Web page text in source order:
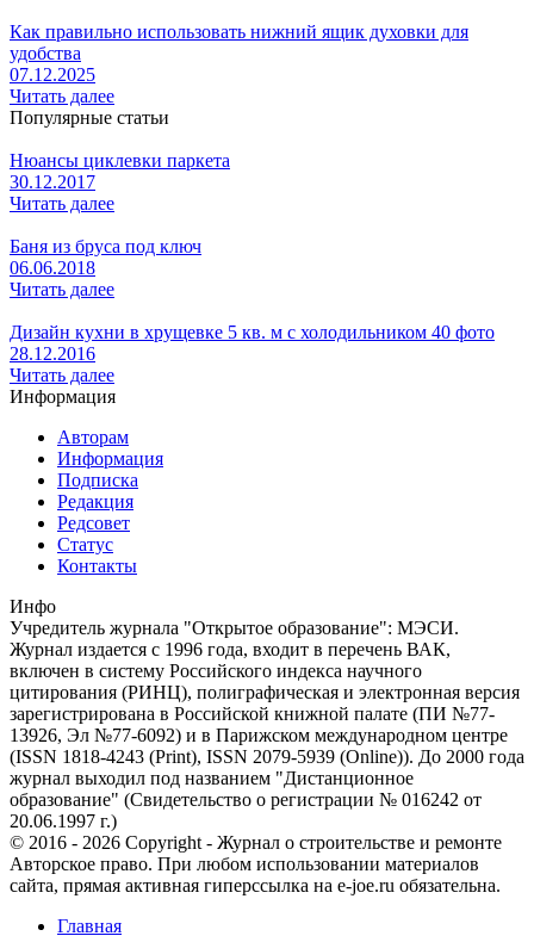
Как правильно использовать нижний ящик духовки для
удобства
07.12.2025
Читать далее
Популярные статьи
Нюансы циклевки паркета
30.12.2017
Читать далее
Баня из бруса под ключ
06.06.2018
Читать далее
Дизайн кухни в хрущевке 5 кв. м с холодильником 40 фото
28.12.2016
Читать далее
Информация
Авторам
Информация
Подписка
Редакция
Редсовет
Статус
Контакты
Инфо
Учредитель журнала "Открытое образование": МЭСИ.
Журнал издается с 1996 года, входит в перечень ВАК,
включен в систему Российского индекса научного
цитирования (РИНЦ), полиграфическая и электронная версия
зарегистрирована в Российской книжной палате (ПИ №77-
13926, Эл №77-6092) и в Парижском международном центре
(ISSN 1818-4243 (Print), ISSN 2079-5939 (Online)). До 2000 года
журнал выходил под названием "Дистанционное
образование" (Свидетельство о регистрации № 016242 от
20.06.1997 г.)
© 2016 - 2026 Copyright - Журнал о строительстве и ремонте
Авторское право. При любом использовании материалов
сайта, прямая активная гиперссылка на e-joe.ru обязательна.
Главная